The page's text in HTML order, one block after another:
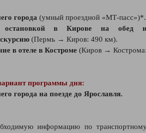
города (умный проездной «МТ-пасс»)*.
в Кирове на обед
(Пермь → Киров: 490 км).
в отеле в Костроме (Киров →
программы дня:
города на поезде до Ярославля.
информацию по